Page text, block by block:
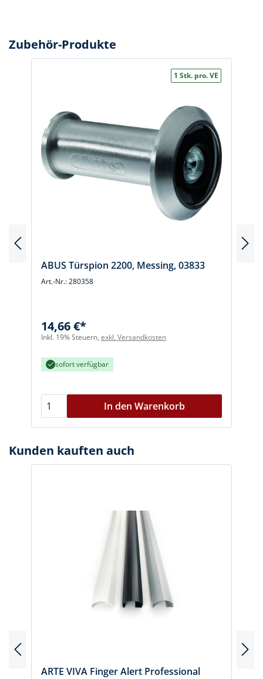
Zubehör-Produkte
1 Stk. pro. VE
ABUS Türspion 2200, Messing, 03833
Art.-Nr.: 280358
14,66 €*
Inkl. 19% Steuern, exkl. Versandkosten
sofort verfügbar
In den Warenkorb
Kunden kauften auch
ARTE VIVA Finger Alert Professional